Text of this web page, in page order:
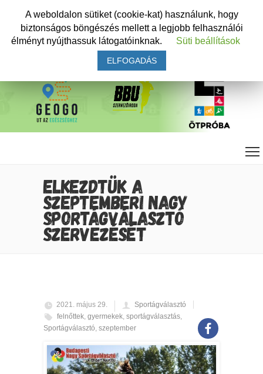
ELKEZDTÜK A
SZEPTEMBERI NAGY
SPORTÁGVÁLASZTÓ
SZERVEZÉSÉT
2021. május 29.
Sportágválasztó
felnőttek, gyermekek, sportágválasztás,
Sportágválasztó, szeptember
A weboldalon sütiket (cookie-kat) használunk, hogy
biztonságos böngészés mellett a legjobb felhasználói
élményt nyújthassuk látogatóinknak.
Süti beállítások
ELFOGADÁS